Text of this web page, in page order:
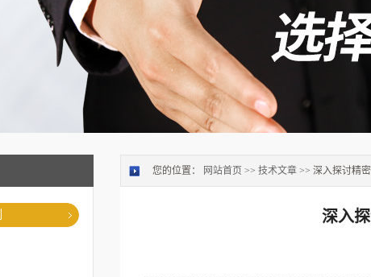
您的位置： 网站首页 >> 技术文章 >> 深入探讨精
深入